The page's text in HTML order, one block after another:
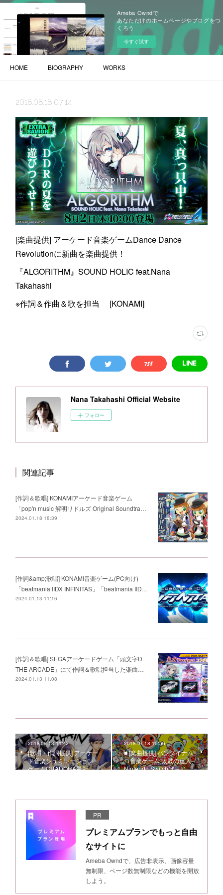
Ameba Owndで
あなただけのホームページやブログをつ
くろう
今すぐ試す
HOME BIOGRAPHY WORKS
2018.08.18 07:14
[楽曲提供] アーケード音楽ゲームDance Dance
Revolutionに新曲を楽曲提供！
『ALGORITHM』SOUND HOLIC feat.Nana
Takahashi
※作詞＆作曲＆歌を担当 [KONAMI]
Nana Takahashi Official Website
フォロー
関連記事
[作詞＆歌唱] KONAMIアーケード音楽ゲーム
「pop'n music 解明リドルズ Original Soundtra…
2024.01.18 18:39
[作詞&amp;歌唱] KONAMI音楽ゲーム(PC向け)
「beatmania IIDX INFINITAS」「beatmania IID…
2024.01.13 11:16
[作詞＆歌唱] SEGAアーケードゲーム「頭文字D
THE ARCADE」にて作詞＆歌唱担当した楽曲…
2024.01.13 11:08
2018.09.13 11:42
[歌唱・作詞提供] アーケー
ド音楽シュミレーション
ゲームGITADORA最新…
2018.07.18 15:56
■ [楽曲提供] バンダイナム
コ音楽ゲーム 太鼓の達人
Nintendo Switchば～じ…
PR
プレミアムプランでもっと自由
なサイトに
Ameba Owndで、広告非表示、画像容量
無制限、ページ数無制限などの機能を開放
しよう。